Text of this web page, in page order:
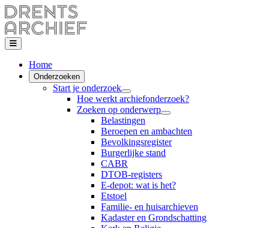
Home
Onderzoeken
Start je onderzoek
Hoe werkt archiefonderzoek?
Zoeken op onderwerp
Belastingen
Beroepen en ambachten
Bevolkingsregister
Burgerlijke stand
CABR
DTOB-registers
E-depot: wat is het?
Etstoel
Familie- en huisarchieven
Kadaster en Grondschatting